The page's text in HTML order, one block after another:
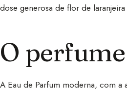
dose generosa de flor de
O
A Eau de Parfum moderna, com a